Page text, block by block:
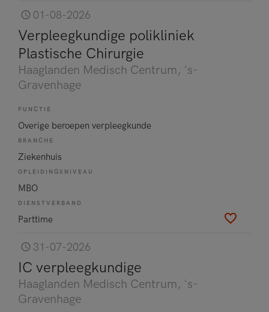
01-08-2026
Verpleegkundige polikliniek
Plastische Chirurgie
Haaglanden Medisch Centrum, 's-
Gravenhage
FUNCTIE
Overige beroepen verpleegkunde
BRANCHE
Ziekenhuis
OPLEIDINGSNIVEAU
MBO
DIENSTVERBAND
Parttime
31-07-2026
IC verpleegkundige
Haaglanden Medisch Centrum, 's-
Gravenhage